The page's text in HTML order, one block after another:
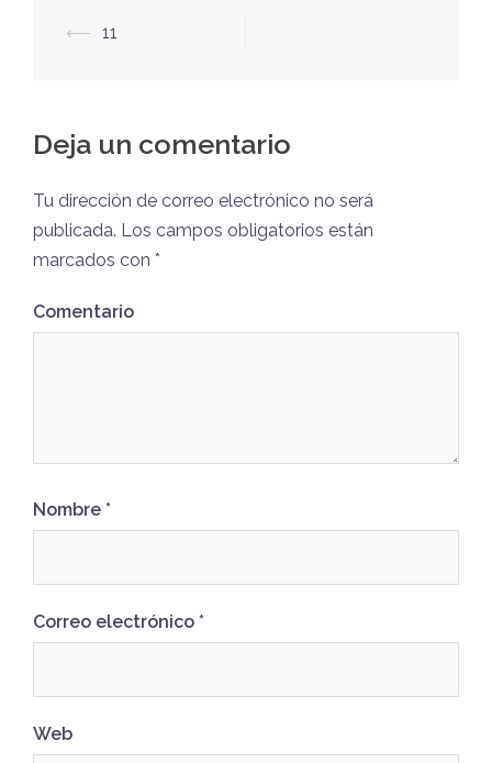
Post
⟵ 11
Deja un comentario
Tu dirección de correo electrónico no será
publicada. Los campos obligatorios están
marcados con *
Comentario
Nombre *
Correo electrónico *
Web